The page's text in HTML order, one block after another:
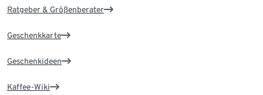
Ratgeber & Größenberater
Geschenkkarte
Geschenkideen
Kaffee-Wiki